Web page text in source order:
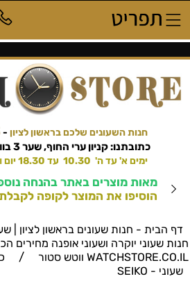
חנות השעונים שלכם בראשון לציון -
כתובתנו: קניון ערי החוף, שער 3 בוויז > מזל אליעזר 12
ימים א' עד ה' 10.30 עד 18.30 יום ו' 10.30 עד 13.00
מאות מוצרים באתר בהנחה
הוסיפו את המוצר לקופה
דף הבית - חנות שעונים בראשון לציון |
חנות שעוני יוקרה ושעוני אופנה מחירים
WATCHSTORE.CO.IL ווטש סטור
/
שעוני - SEIKO